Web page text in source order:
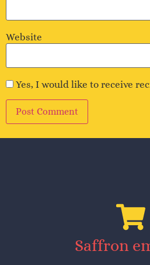
Website
Yes, I would like to receive
Alternative:
Saffron